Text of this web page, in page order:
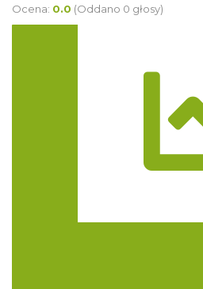
Ocena: 0.0 (Oddano 0 głosy)